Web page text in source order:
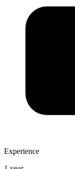
Experience